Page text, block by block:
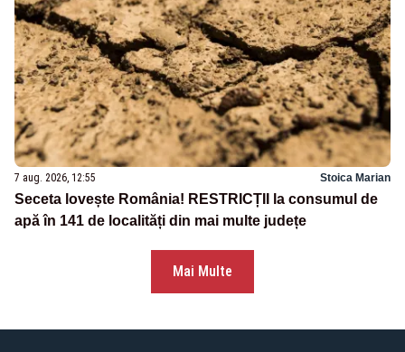
7 aug. 2026, 12:55 Stoica Marian
Seceta lovește România! RESTRICȚII la consumul de
apă în 141 de localități din mai multe județe
Mai Multe